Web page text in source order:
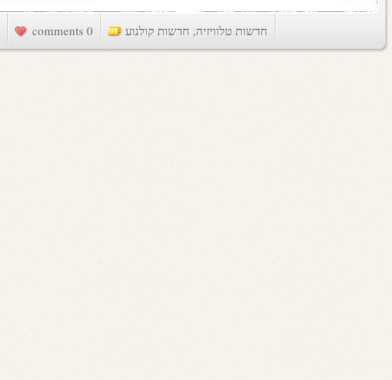
0 comments חדשות טלוויזיה, חדשות קולנוע